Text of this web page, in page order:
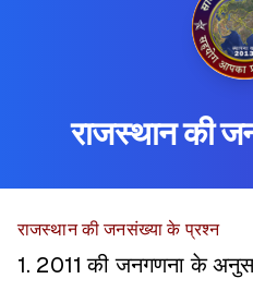
राजस्थान की
राजस्थान की जनसंख्या के प्रश्न
1. 2011 की जनगणना के